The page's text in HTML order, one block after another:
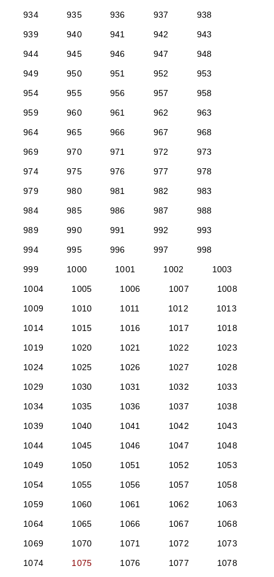
934 935 936 937
938
939
940 941 942
943
944
945 946 947
948
949
950 951 952
953
954
955 956 957
958
959
960 961 962
963
964
965 966 967
968
969
970 971 972
973
974
975 976 977
978
979
980 981 982
983
984
985 986 987
988
989
990 991 992
993
994
995 996 997
998
999
1000 1001 1002
1003
1004
1005 1006 1007
1008
1009
1010 1011 1012
1013
1014
1015 1016 1017
1018
1019
1020 1021 1022
1023
1024
1025 1026 1027
1028
1029
1030 1031 1032
1033
1034
1035 1036 1037
1038
1039
1040 1041 1042
1043
1044
1045 1046 1047
1048
1049
1050 1051 1052
1053
1054
1055 1056 1057
1058
1059
1060 1061 1062
1063
1064
1065 1066 1067
1068
1069
1070 1071 1072
1073
1074
1075 1076 1077
1078